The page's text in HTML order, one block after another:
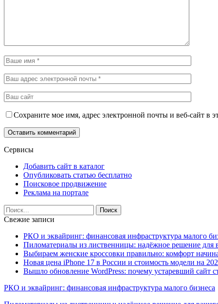
Сохраните мое имя, адрес электронной почты и веб-сайт в
Сервисы
Добавить сайт в каталог
Опубликовать статью бесплатно
Поисковое продвижение
Реклама на портале
Свежие записи
РКО и эквайринг: финансовая инфраструктура малого
Пиломатериалы из лиственницы: надёжное решение для
Выбираем женские кроссовки правильно: комфорт
Новая цена iPhone 17 в России и стоимость модели на
Вышло обновление WordPress: почему устаревший сайт
РКО и эквайринг: финансовая инфраструктура малого бизнеса